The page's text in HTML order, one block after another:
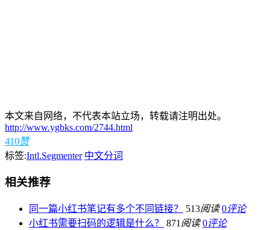
本文来自网络，不代表本站立场，转载请注明出处。
http://www.ygbks.com/2744.html
410赞
标签:Intl.Segmenter 中文分词
相关推荐
同一篇小红书笔记有多个不同链接？ 513阅读 0评论
小红书需要扫码的逻辑是什么？
871 阅读 0评论